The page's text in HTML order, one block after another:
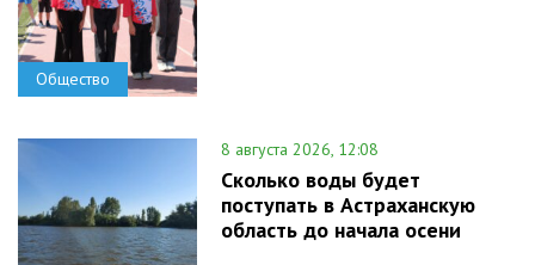
Общество
8 августа 2026, 12:08
Сколько воды будет
поступать в Астраханскую
область до начала осени